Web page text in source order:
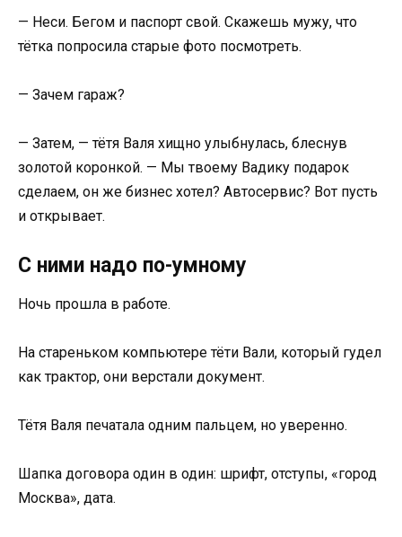
— Неси. Бегом и паспорт свой. Скажешь мужу, что
тётка попросила старые фото посмотреть.
— Зачем гараж?
— Затем, — тётя Валя хищно улыбнулась, блеснув
золотой коронкой. — Мы твоему Вадику подарок
сделаем, он же бизнес хотел? Автосервис? Вот пусть
и открывает.
С ними надо по-умному
Ночь прошла в работе.
На стареньком компьютере тёти Вали, который гудел
как трактор, они верстали документ.
Тётя Валя печатала одним пальцем, но уверенно.
Шапка договора один в один: шрифт, отступы, «город
Москва», дата.